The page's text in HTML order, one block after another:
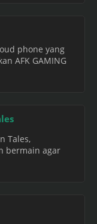
phone yang
AFK GAMING
Tales,
bermain agar